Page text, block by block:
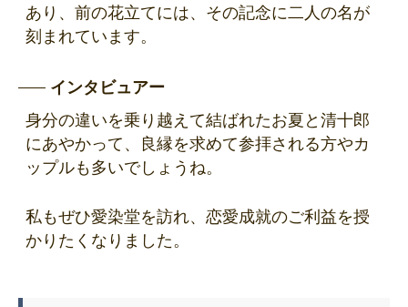
あり、前の花立てには、その記念に二人の名が
刻まれています。
インタビュアー
身分の違いを乗り越えて結ばれたお夏と清十郎
にあやかって、良縁を求めて参拝される方やカ
ップルも多いでしょうね。
私もぜひ愛染堂を訪れ、恋愛成就のご利益を授
かりたくなりました。